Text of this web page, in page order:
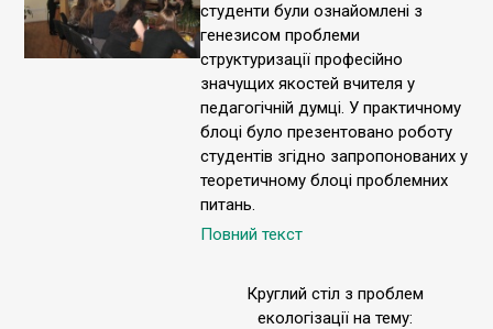
студенти були ознайомлені з
генезисом проблеми
структуризації професійно
значущих якостей вчителя у
педагогічній думці. У практичному
блоці було презентовано роботу
студентів згідно запропонованих у
теоретичному блоці проблемних
питань.
Повний текст
Круглий стіл з проблем
екологізації на тему: